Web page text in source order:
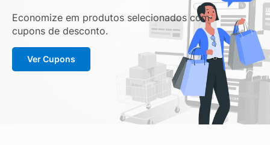
Economize em produtos selecionados com
cupons de desconto.
Ver Cupons